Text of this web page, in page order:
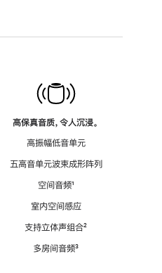
高保真音质，令人沉浸。
高振幅低音单元
五高音单元波束成形阵列
空间音频脚
¹
室内空间感应
支持立体声组合脚
²
多房间音频脚
³